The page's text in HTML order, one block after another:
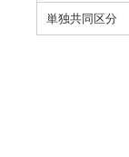
単独共同区分